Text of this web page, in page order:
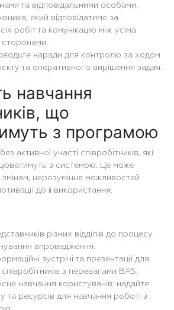
та відповідальними особами.
який відповідатиме за
робіт та комунікацію між усіма
сторонами.
наради для контролю за ходом
та оперативного вирішення задач.
навчання
що
з програмою
активної участі співробітників, які
з системою. Це може
нерозуміння можливостей
до її використання.
різних відділів до процесу
впровадження.
зустрічі та презентації для
з перевагами BAS.
навчання користувачів: надайте
та ресурсів для навчання роботі з